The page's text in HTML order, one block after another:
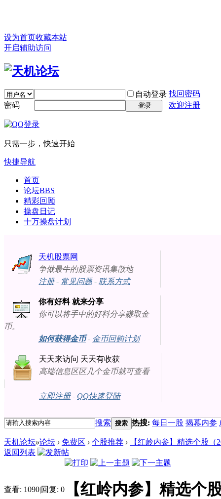
设为首页收藏本站
开启辅助访问
自动登录 找回密码
密码
登录 欢迎注册
只需一步，快速开始
快捷导航
首页
论坛BBS
精彩回顾
操盘日记
十万操盘计划
天机股票网
争做最牛的股票资讯集散地
注册- 常见问题- 联系方式
你有好料 就来分享
你可以将手中的好料分享赚取金
币。
如何获得金币- 金币回购计划
天天来访问 天天有收获
高端信息区区几个金币就可查看
立即注册- QQ快速登陆
搜索 搜索 热搜: 每日一股 揭幕内参
天机论坛»论坛 › 免费区 › 个股推荐 ›
【红岭内参】精选个股（
返回列表
查看: 1090|回复: 0 【红岭内参】精选个